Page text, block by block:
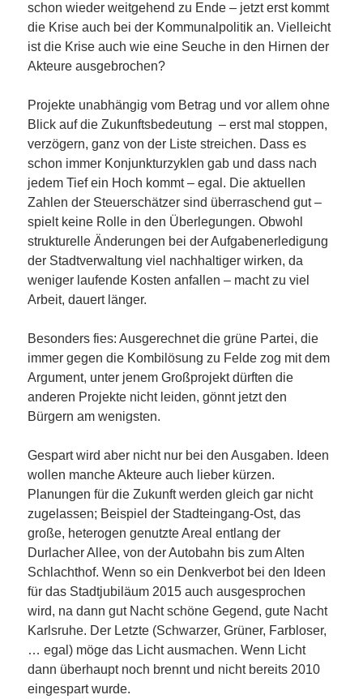
schon wieder weitgehend zu Ende – jetzt erst kommt
die Krise auch bei der Kommunalpolitik an. Vielleicht
ist die Krise auch wie eine Seuche in den Hirnen der
Akteure ausgebrochen?
Projekte unabhängig vom Betrag und vor allem ohne
Blick auf die Zukunftsbedeutung – erst mal stoppen,
verzögern, ganz von der Liste streichen. Dass es
schon immer Konjunkturzyklen gab und dass nach
jedem Tief ein Hoch kommt – egal. Die aktuellen
Zahlen der Steuerschätzer sind überraschend gut –
spielt keine Rolle in den Überlegungen. Obwohl
strukturelle Änderungen bei der Aufgabenerledigung
der Stadtverwaltung viel nachhaltiger wirken, da
weniger laufende Kosten anfallen – macht zu viel
Arbeit, dauert länger.
Besonders fies: Ausgerechnet die grüne Partei, die
immer gegen die Kombilösung zu Felde zog mit dem
Argument, unter jenem Großprojekt dürften die
anderen Projekte nicht leiden, gönnt jetzt den
Bürgern am wenigsten.
Gespart wird aber nicht nur bei den Ausgaben. Ideen
wollen manche Akteure auch lieber kürzen.
Planungen für die Zukunft werden gleich gar nicht
zugelassen; Beispiel der Stadteingang-Ost, das
große, heterogen genutzte Areal entlang der
Durlacher Allee, von der Autobahn bis zum Alten
Schlachthof. Wenn so ein Denkverbot bei den Ideen
für das Stadtjubiläum 2015 auch ausgesprochen
wird, na dann gut Nacht schöne Gegend, gute Nacht
Karlsruhe. Der Letzte (Schwarzer, Grüner, Farbloser,
… egal) möge das Licht ausmachen. Wenn Licht
dann überhaupt noch brennt und nicht bereits 2010
eingespart wurde.